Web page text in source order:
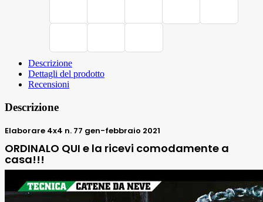
Descrizione
Dettagli del prodotto
Recensioni
Descrizione
Elaborare 4x4 n. 77 gen-febbraio 2021
ORDINALO QUI e la ricevi comodamente a
casa!!!